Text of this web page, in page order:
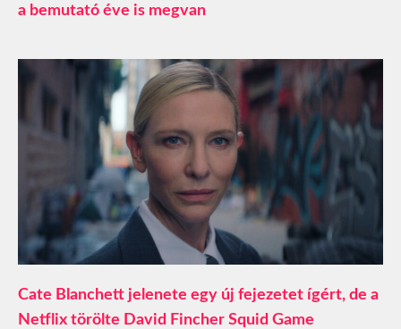
a bemutató éve is megvan
Cate Blanchett jelenete egy új fejezetet ígért, de a
Netflix törölte David Fincher Squid Game